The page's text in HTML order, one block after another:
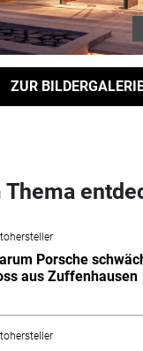
ZUR
Porsche
aus Zuffenhausen